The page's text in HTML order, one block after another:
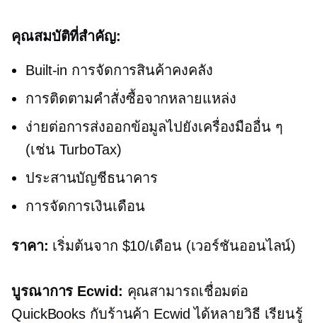
คุณสมบัติที่สำคัญ:
Built-in การจัดการสินค้าคงคลัง
การติดตามคำสั่งซื้อจากหลายแหล่ง
ง่ายต่อการส่งออกข้อมูลไปยังเครื่องมืออื่น ๆ
(เช่น TurboTax)
ประสานบัญชีธนาคาร
การจัดการเงินเดือน
ราคา: เริ่มต้นจาก $10/เดือน (เวอร์ชันออนไลน์)
บูรณาการ Ecwid: คุณสามารถเชื่อมต่อ
QuickBooks กับร้านค้า Ecwid ได้หลายวิธี เรียนรู้